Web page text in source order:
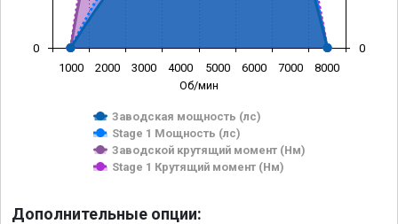
Об/мин
Заводская мощность (лс)
Stage 1 Мощность (лс)
Заводской крутящий момент (Нм)
Stage 1 Крутящий момент (Нм)
1000 2000 3000 4000 5000 6000 7000 8000
0 0
Дополнительные опции: